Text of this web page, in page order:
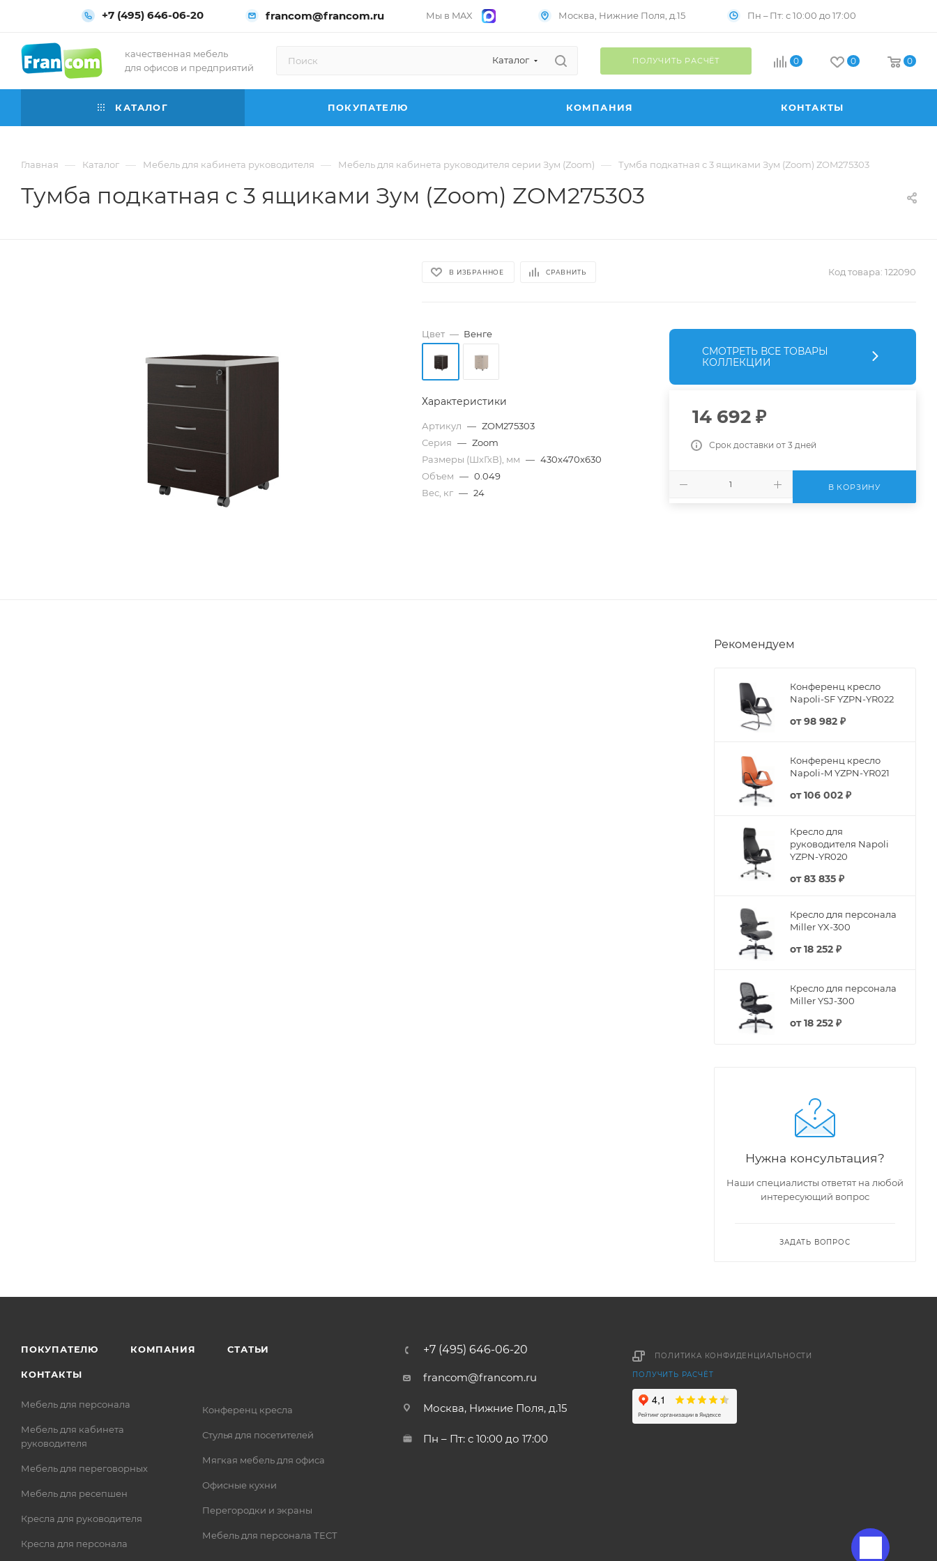
+7 (495) 646-06-20 francom@francom.ru Мы в MAX Москва, Нижние Поля, д.15 Пн – Пт: с 10:00 до 17:00
качественная мебель
для офисов и предприятий
Каталог ПОЛУЧИТЬ РАСЧЁТ 0 0 0
КАТАЛОГ ПОКУПАТЕЛЮ КОМПАНИЯ КОНТАКТЫ
Главная — Каталог — Мебель для кабинета руководителя — Мебель для кабинета руководителя серии Зум (Zoom) — Тумба подкатная с 3 ящиками Зум (Zoom) ZOM275303
Тумба подкатная с 3 ящиками Зум (Zoom) ZOM275303
В ИЗБРАННОЕ СРАВНИТЬ Код товара: 122090
Цвет — Венге
Характеристики
Артикул — ZOM275303
Серия — Zoom
Размеры (ШхГхВ), мм — 430x470x630
Объем — 0.049
Вес, кг — 24
СМОТРЕТЬ ВСЕ ТОВАРЫ
КОЛЛЕКЦИИ
14 692₽
Срок доставки от 3 дней
В КОРЗИНУ
Рекомендуем
Конференц кресло
Napoli-SF YZPN-YR022
от98 982 ₽
Конференц кресло
Napoli-M YZPN-YR021
от106 002 ₽
Кресло для
руководителя Napoli
YZPN-YR020
от83 835 ₽
Кресло для персонала
Miller YX-300
от18 252 ₽
Кресло для персонала
Miller YSJ-300
от18 252 ₽
Нужна консультация?
Наши специалисты ответят на любой
интересующий вопрос
ЗАДАТЬ ВОПРОС
ПОКУПАТЕЛЮ КОМПАНИЯ СТАТЬИ
КОНТАКТЫ
Мебель для персонала
Мебель для кабинета
руководителя
Мебель для переговорных
Мебель для ресепшен
Кресла для руководителя
Кресла для персонала
Конференц кресла
Стулья для посетителей
Мягкая мебель для офиса
Офисные кухни
Перегородки и экраны
Мебель для персонала ТЕСТ
+7 (495) 646-06-20
francom@francom.ru
Москва, Нижние Поля, д.15
Пн – Пт: с 10:00 до 17:00
ПОЛИТИКА КОНФИДЕНЦИАЛЬНОСТИ
ПОЛУЧИТЬ РАСЧЁТ